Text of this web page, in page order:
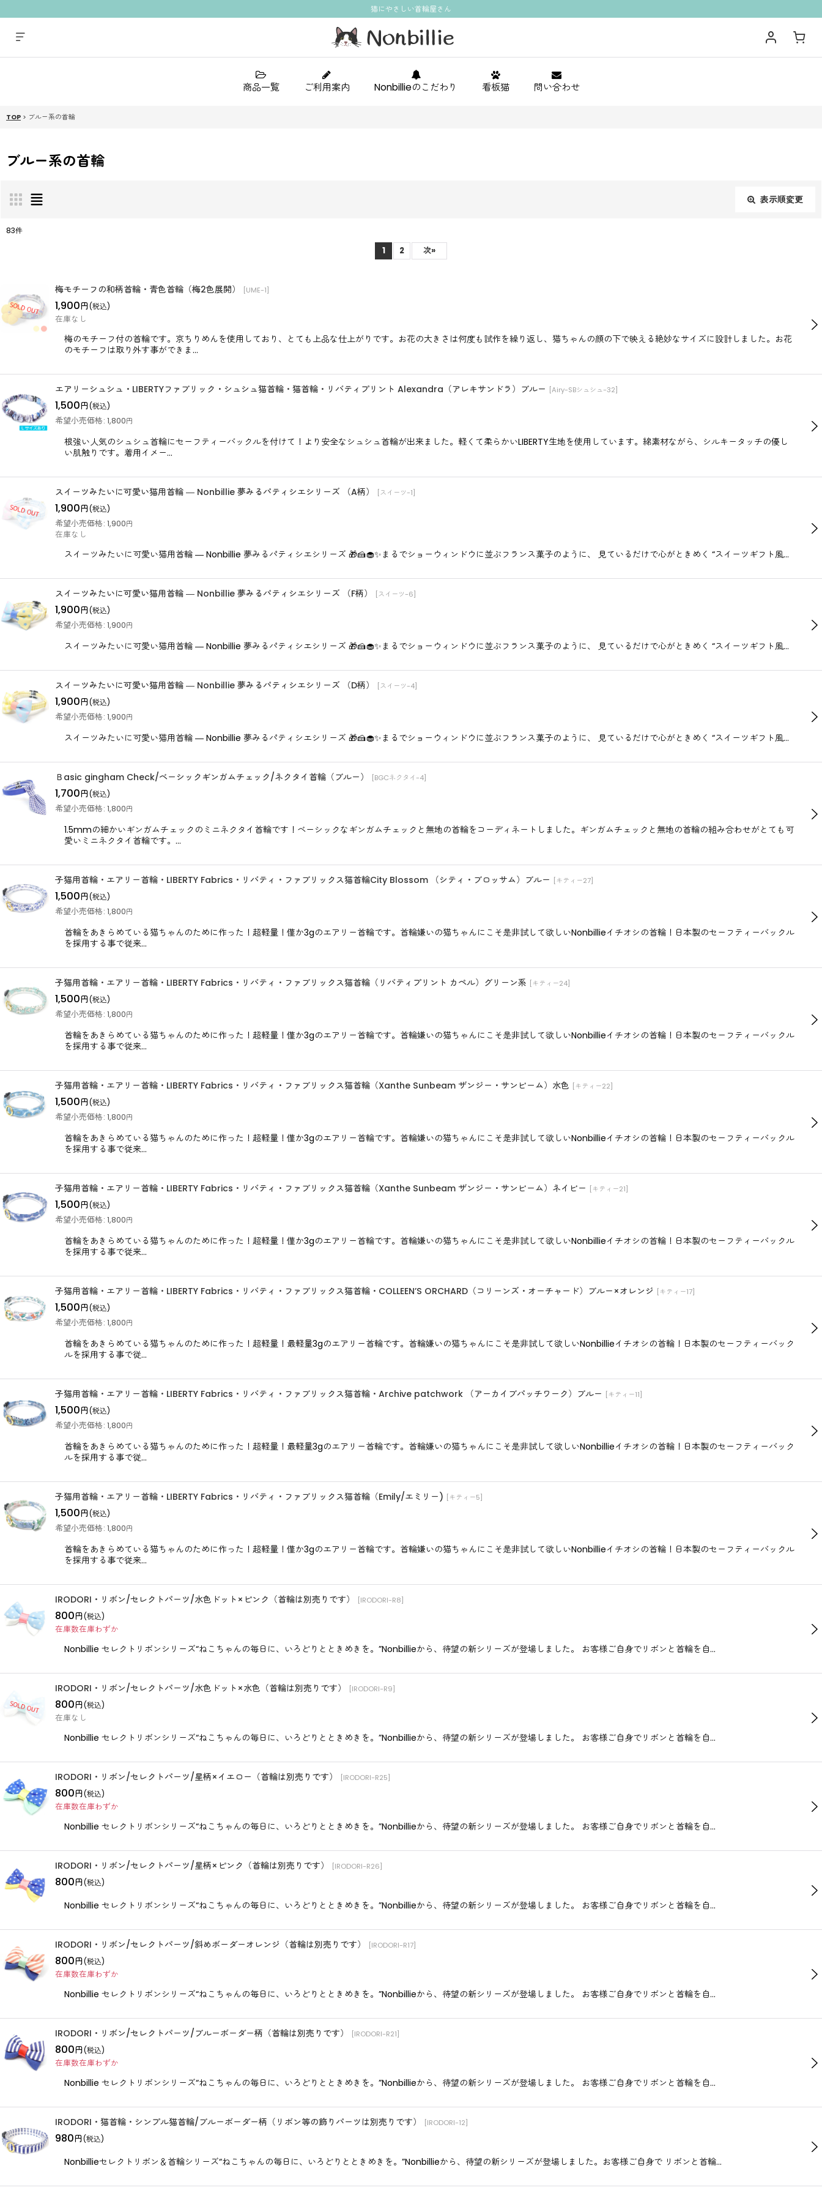
猫にやさしい首輪屋さん
商品一覧 ご利用案内 Nonbillieのこだわり 看板猫 問い合わせ
TOP > ブルー系の首輪
ブルー系の首輪
表示順変更
83件
1 2 次»
梅モチーフの和柄首輪・青色首輪（梅2色展開） [UME-1]
1,900円(税込)
在庫なし
梅のモチーフ付の首輪です。京ちりめんを使用しており、とても上品な仕上がりです。お花の大きさは何度も試作を繰り返し、猫ちゃんの顔の下で映える絶妙なサイズに設計しました。お花
のモチーフは取り外す事ができま…
エアリーシュシュ・LIBERTYファブリック・シュシュ猫首輪・猫首輪・リバティプリント Alexandra（アレキサンドラ）ブルー [Airy-SBシュシュ-32]
1,500円(税込)
希望小売価格: 1,800円
根強い人気のシュシュ首輪にセーフティーバックルを付けて！より安全なシュシュ首輪が出来ました。軽くて柔らかいLIBERTY生地を使用しています。綿素材ながら、シルキータッチの優し
い肌触りです。着用イメー…
スイーツみたいに可愛い猫用首輪 ― Nonbillie 夢みるパティシエシリーズ （A柄） [スイーツ-1]
1,900円(税込)
希望小売価格: 1,900円
在庫なし
スイーツみたいに可愛い猫用首輪 ― Nonbillie 夢みるパティシエシリーズ 🎁🍰🧁✨まるでショーウィンドウに並ぶフランス菓子のように、 見ているだけで心がときめく “スイーツギフト風…
スイーツみたいに可愛い猫用首輪 ― Nonbillie 夢みるパティシエシリーズ （F柄） [スイーツ-6]
1,900円(税込)
希望小売価格: 1,900円
スイーツみたいに可愛い猫用首輪 ― Nonbillie 夢みるパティシエシリーズ 🎁🍰🧁✨まるでショーウィンドウに並ぶフランス菓子のように、 見ているだけで心がときめく “スイーツギフト風…
スイーツみたいに可愛い猫用首輪 ― Nonbillie 夢みるパティシエシリーズ （D柄） [スイーツ-4]
1,900円(税込)
希望小売価格: 1,900円
スイーツみたいに可愛い猫用首輪 ― Nonbillie 夢みるパティシエシリーズ 🎁🍰🧁✨まるでショーウィンドウに並ぶフランス菓子のように、 見ているだけで心がときめく “スイーツギフト風…
Ｂasic gingham Check/ベーシックギンガムチェック/ネクタイ首輪（ブルー） [BGCネクタイ-4]
1,700円(税込)
希望小売価格: 1,800円
1.5mmの細かいギンガムチェックのミニネクタイ首輪です！ベーシックなギンガムチェックと無地の首輪をコーディネートしました。ギンガムチェックと無地の首輪の組み合わせがとても可
愛いミニネクタイ首輪です。…
子猫用首輪・エアリー首輪・LIBERTY Fabrics・リバティ・ファブリックス猫首輪City Blossom （シティ・ブロッサム）ブルー [キティー27]
1,500円(税込)
希望小売価格: 1,800円
首輪をあきらめている猫ちゃんのために作った！超軽量！僅か3gのエアリー首輪です。首輪嫌いの猫ちゃんにこそ是非試して欲しいNonbillieイチオシの首輪！日本製のセーフティーバックル
を採用する事で従来…
子猫用首輪・エアリー首輪・LIBERTY Fabrics・リバティ・ファブリックス猫首輪（リバティプリント カペル）グリーン系 [キティー24]
1,500円(税込)
希望小売価格: 1,800円
首輪をあきらめている猫ちゃんのために作った！超軽量！僅か3gのエアリー首輪です。首輪嫌いの猫ちゃんにこそ是非試して欲しいNonbillieイチオシの首輪！日本製のセーフティーバックル
を採用する事で従来…
子猫用首輪・エアリー首輪・LIBERTY Fabrics・リバティ・ファブリックス猫首輪（Xanthe Sunbeam ザンジー・サンビーム）水色 [キティー22]
1,500円(税込)
希望小売価格: 1,800円
首輪をあきらめている猫ちゃんのために作った！超軽量！僅か3gのエアリー首輪です。首輪嫌いの猫ちゃんにこそ是非試して欲しいNonbillieイチオシの首輪！日本製のセーフティーバックル
を採用する事で従来…
子猫用首輪・エアリー首輪・LIBERTY Fabrics・リバティ・ファブリックス猫首輪（Xanthe Sunbeam ザンジー・サンビーム）ネイビー [キティー21]
1,500円(税込)
希望小売価格: 1,800円
首輪をあきらめている猫ちゃんのために作った！超軽量！僅か3gのエアリー首輪です。首輪嫌いの猫ちゃんにこそ是非試して欲しいNonbillieイチオシの首輪！日本製のセーフティーバックル
を採用する事で従来…
子猫用首輪・エアリー首輪・LIBERTY Fabrics・リバティ・ファブリックス猫首輪・COLLEEN’S ORCHARD（コリーンズ・オーチャード）ブルー×オレンジ [キティー17]
1,500円(税込)
希望小売価格: 1,800円
首輪をあきらめている猫ちゃんのために作った！超軽量！最軽量3gのエアリー首輪です。首輪嫌いの猫ちゃんにこそ是非試して欲しいNonbillieイチオシの首輪！日本製のセーフティーバック
ルを採用する事で従…
子猫用首輪・エアリー首輪・LIBERTY Fabrics・リバティ・ファブリックス猫首輪・Archive patchwork （アーカイブパッチワーク）ブルー [キティー11]
1,500円(税込)
希望小売価格: 1,800円
首輪をあきらめている猫ちゃんのために作った！超軽量！最軽量3gのエアリー首輪です。首輪嫌いの猫ちゃんにこそ是非試して欲しいNonbillieイチオシの首輪！日本製のセーフティーバック
ルを採用する事で従…
子猫用首輪・エアリー首輪・LIBERTY Fabrics・リバティ・ファブリックス猫首輪（Emily/エミリー) [キティー5]
1,500円(税込)
希望小売価格: 1,800円
首輪をあきらめている猫ちゃんのために作った！超軽量！僅か3gのエアリー首輪です。首輪嫌いの猫ちゃんにこそ是非試して欲しいNonbillieイチオシの首輪！日本製のセーフティーバックル
を採用する事で従来…
IRODORI・リボン/セレクトパーツ/水色ドット×ピンク（首輪は別売りです） [IRODORI-R8]
800円(税込)
在庫数在庫わずか
Nonbillie セレクトリボンシリーズ“ねこちゃんの毎日に、いろどりとときめきを。”Nonbillieから、待望の新シリーズが登場しました。 お客様ご自身でリボンと首輪を自…
IRODORI・リボン/セレクトパーツ/水色ドット×水色（首輪は別売りです） [IRODORI-R9]
800円(税込)
在庫なし
Nonbillie セレクトリボンシリーズ“ねこちゃんの毎日に、いろどりとときめきを。”Nonbillieから、待望の新シリーズが登場しました。 お客様ご自身でリボンと首輪を自…
IRODORI・リボン/セレクトパーツ/星柄×イエロー（首輪は別売りです） [IRODORI-R25]
800円(税込)
在庫数在庫わずか
Nonbillie セレクトリボンシリーズ“ねこちゃんの毎日に、いろどりとときめきを。”Nonbillieから、待望の新シリーズが登場しました。 お客様ご自身でリボンと首輪を自…
IRODORI・リボン/セレクトパーツ/星柄×ピンク（首輪は別売りです） [IRODORI-R26]
800円(税込)
Nonbillie セレクトリボンシリーズ“ねこちゃんの毎日に、いろどりとときめきを。”Nonbillieから、待望の新シリーズが登場しました。 お客様ご自身でリボンと首輪を自…
IRODORI・リボン/セレクトパーツ/斜めボーダーオレンジ（首輪は別売りです） [IRODORI-R17]
800円(税込)
在庫数在庫わずか
Nonbillie セレクトリボンシリーズ“ねこちゃんの毎日に、いろどりとときめきを。”Nonbillieから、待望の新シリーズが登場しました。 お客様ご自身でリボンと首輪を自…
IRODORI・リボン/セレクトパーツ/ブルーボーダー柄（首輪は別売りです） [IRODORI-R21]
800円(税込)
在庫数在庫わずか
Nonbillie セレクトリボンシリーズ“ねこちゃんの毎日に、いろどりとときめきを。”Nonbillieから、待望の新シリーズが登場しました。 お客様ご自身でリボンと首輪を自…
IRODORI・猫首輪・シンプル猫首輪/ブルーボーダー柄（リボン等の飾りパーツは別売りです） [IRODORI-12]
980円(税込)
Nonbillieセレクトリボン＆首輪シリーズ“ねこちゃんの毎日に、いろどりとときめきを。”Nonbillieから、待望の新シリーズが登場しました。お客様ご自身で リボンと首輪…